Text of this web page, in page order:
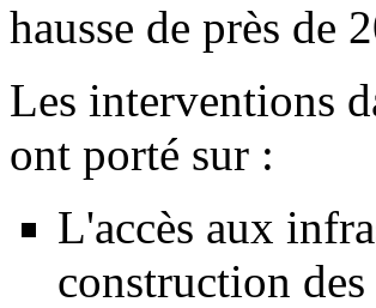
hausse de près de
Les interventions
ont porté sur :
L'accès aux
construction